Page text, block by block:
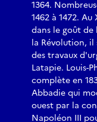
1364.
1462 à 1472.
dans le goût de
la Révolution, il
des travaux
Latapie. Louis-
complète en
Abbadie qui
ouest par la
Napoléon III